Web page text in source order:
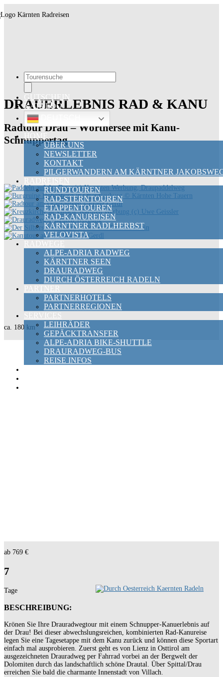
Touren
search
GUTSCHEIN
KATALOG
HOME
ÜBER UNS
NEWSLETTER
KONTAKT
PILGERWANDERN AM KÄRNTNER
RADREISEN
RUNDTOUREN
RAD-STERNTOUREN
ETAPPENTOUREN
RAD-KANUREISEN
KÄRNTNER RADLHERBST
VELOVISTA
RADWEGE
ALPE-ADRIA RADWEG
KÄRNTNER SEEN
DRAURADWEG
DURCH ÖSTERREICH RADELN
PARTNER
PARTNERHOTELS
PARTNERREGIONEN
SERVICES
LEIHRÄDER
GEPÄCKTRANSFER
ALPE-ADRIA BIKE-SHUTTLE
DRAURADWEG-BUS
REISE INFOS
DRAUERLEBNIS RAD & KANU
Radtour Drau – Wörthersee mit Kanu-
Schnuppertag
ca. 180 km
ab 769 €
7
Tage
BESCHREIBUNG:
Krönen Sie Ihre Drauradwegtour mit einem Schnupper-Kanuerlebnis auf
der Drau! Bei dieser abwechslungsreichen, kombinierten Rad-Kanureise
legen Sie eine Tagesetappe mit dem Kanu zurück und können diese Sportart
einfach mal ausprobieren. Zuerst geht es von Lienz in Osttirol am
ausgezeichneten Drauradweg per Fahrrad vorbei an der Bergwelt der
Dolomiten durch das landschaftlich schöne Drautal. Über Spittal/Drau
erreichen Sie bald die charmante Innenstadt von Villach.